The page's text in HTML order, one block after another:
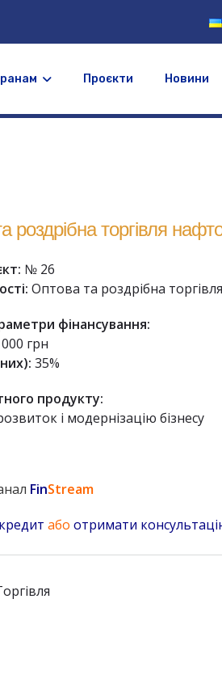
Проєкти Новини
роздрібна торгівля
№ 26
Оптова та роздрібна
фінансування:
грн
35%
продукту:
і модернізацію бізнесу
FinStream
або отримати